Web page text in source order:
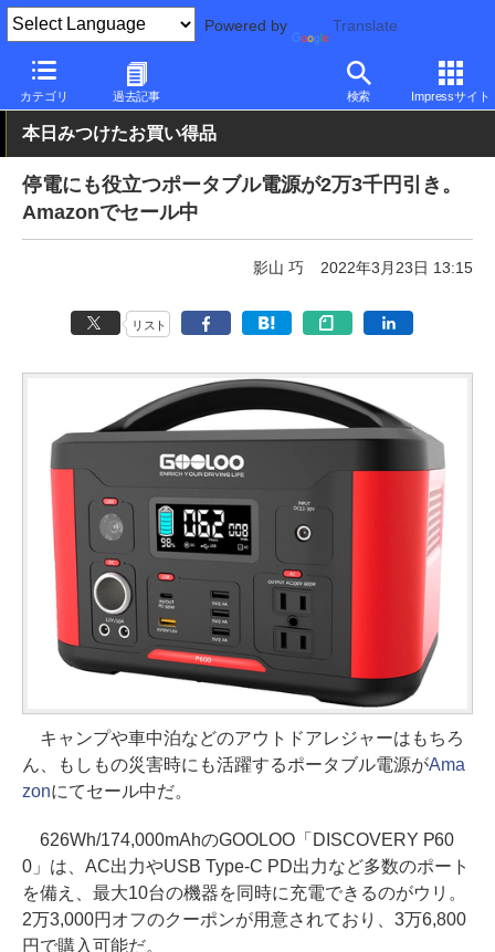
Powered by Translate
カテゴリ 過去記事 検索 Impressサイト
PC Watch 半導体/周辺機器 モバイルバッテリ
本日みつけたお買い得品
停電にも役立つポータブル電源が2万3千円引き。
Amazonでセール中
影山 巧 2022年3月23日 13:15
リスト
キャンプや車中泊などのアウトドアレジャーはもちろ
ん、もしもの災害時にも活躍するポータブル電源がAma
zonにてセール中だ。
626Wh/174,000mAhのGOOLOO「DISCOVERY P60
0」は、AC出力やUSB Type-C PD出力など多数のポート
を備え、最大10台の機器を同時に充電できるのがウリ。
2万3,000円オフのクーポンが用意されており、3万6,800
円で購入可能だ。